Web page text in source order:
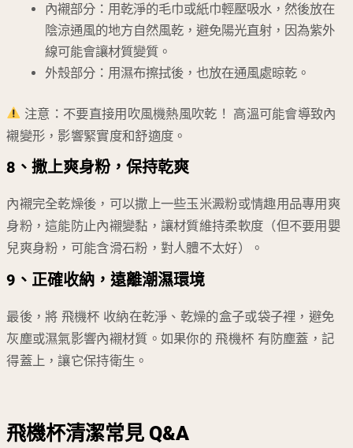
內襯部分：用乾淨的毛巾或紙巾輕壓吸水，然後放在
陰涼通風的地方自然風乾，避免陽光直射，因為紫外
線可能會讓材質變質。
外殼部分：用濕布擦拭後，也放在通風處晾乾。
注意：不要直接用吹風機熱風吹乾！ 高溫可能會導致內
襯變形，影響緊實度和舒適度。
8、撒上爽身粉，保持乾爽
內襯完全乾燥後，可以撒上一些玉米澱粉或情趣用品專用爽
身粉，這能防止內襯變黏，讓材質維持柔軟度（但不要用嬰
兒爽身粉，可能含滑石粉，對人體不太好）。
9、正確收納，遠離潮濕環境
最後，將 飛機杯 收納在乾淨、乾燥的盒子或袋子裡，避免
灰塵或濕氣影響內襯材質。如果你的 飛機杯 有防塵蓋，記
得蓋上，讓它保持衛生。
飛機杯清潔常見 Q&A